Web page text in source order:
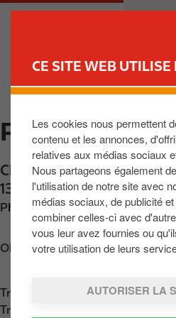
CE SITE WEB UTILISE
Les cookies nous permettent
contenu et les annonces,
relatives aux médias sociaux
Nous partageons également
l'utilisation de notre site avec
médias sociaux, de publicité
combiner celles-ci avec
vous leur avez fournies ou
votre utilisation de leurs
AUTORISER LA
c
o
n
t
e
n
p
n
c
M
a
TROUVER
PLANCENOIT
Chaussée de Charleroi 17
1380,BE
Phone: +3223845491
Obtenir l'itinéraire
Trouvez nous surApp Store
Trouvez nous sur